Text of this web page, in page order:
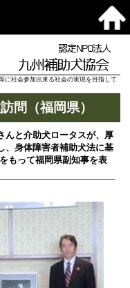
認定NPO法人
九州補助犬協会
に社会参加出来る社会の実現を目指して
問（福岡県）
んと介助犬ロータスが、厚
、身体障害者補助犬法に基
もって福岡県副知事を表